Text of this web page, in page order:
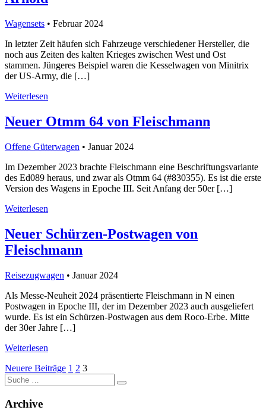
Wagensets • Februar 2024
In letzter Zeit häufen sich Fahrzeuge verschiedener Hersteller, die
noch aus Zeiten des kalten Krieges zwischen West und Ost
stammen. Jüngeres Beispiel waren die Kesselwagen von Minitrix
der US-Army, die […]
Weiterlesen
Neuer Otmm 64 von Fleischmann
Offene Güterwagen • Januar 2024
Im Dezember 2023 brachte Fleischmann eine Beschriftungsvariante
des Ed089 heraus, und zwar als Otmm 64 (#830355). Es ist die erste
Version des Wagens in Epoche III. Seit Anfang der 50er […]
Weiterlesen
Neuer Schürzen-Postwagen von
Fleischmann
Reisezugwagen • Januar 2024
Als Messe-Neuheit 2024 präsentierte Fleischmann in N einen
Postwagen in Epoche III, der im Dezember 2023 auch ausgeliefert
wurde. Es ist ein Schürzen-Postwagen aus dem Roco-Erbe. Mitte
der 30er Jahre […]
Weiterlesen
Seitennummerierung
der
Beiträge
Neuere Beiträge 1 2 3
Suche
nach:
Archive